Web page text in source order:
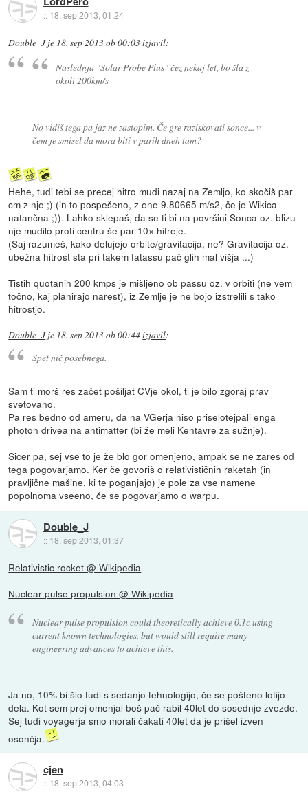
:: 18. sep 2013, 01:24
Double_Jje 18. sep 2013 ob 00:03izjavil:
Naslednja "Solar Probe Plus" čez nekaj let, bo šla z
okoli 200km/s
No vidiš tega pa jaz ne zastopim. Če gre raziskovati sonce... v
čem je smisel da mora biti v parih dneh tam?
Hehe, tudi tebi se precej hitro mudi nazaj na Zemljo, ko skočiš par
cm z nje ;) (in to pospešeno, z ene 9.80665 m/s2, če je Wikica
natančna ;)). Lahko sklepaš, da se ti bi na površini Sonca oz. blizu
nje mudilo proti centru še par 10× hitreje.
(Saj razumeš, kako delujejo orbite/gravitacija, ne? Gravitacija oz.
ubežna hitrost sta pri takem fatassu pač glih mal višja ...)
Tistih quotanih 200 kmps je mišljeno ob passu oz. v orbiti (ne vem
točno, kaj planirajo narest), iz Zemlje je ne bojo izstrelili s tako
hitrostjo.
Double_Jje 18. sep 2013 ob 00:44izjavil:
Spet nič posebnega.
Sam ti morš res začet pošiljat CVje okol, ti je bilo zgoraj prav
svetovano.
Pa res bedno od ameru, da na VGerja niso priselotejpali enga
photon drivea na antimatter (bi že meli Kentavre za sužnje).
Sicer pa, sej vse to je že blo gor omenjeno, ampak se ne zares od
tega pogovarjamo. Ker če govoriš o relativističnih raketah (in
pravljične mašine, ki te poganjajo) je pole za vse namene
popolnoma vseeno, če se pogovarjamo o warpu.
Double_J
:: 18. sep 2013, 01:37
Relativistic rocket @ Wikipedia
Nuclear pulse propulsion @ Wikipedia
Nuclear pulse propulsion could theoretically achieve 0.1c using
current known technologies, but would still require many
engineering advances to achieve this.
Ja no, 10% bi šlo tudi s sedanjo tehnologijo, če se pošteno lotijo
dela. Kot sem prej omenjal boš pač rabil 40let do sosednje zvezde.
Sej tudi voyagerja smo morali čakati 40let da je prišel izven
osončja.
cjen
:: 18. sep 2013, 04:03